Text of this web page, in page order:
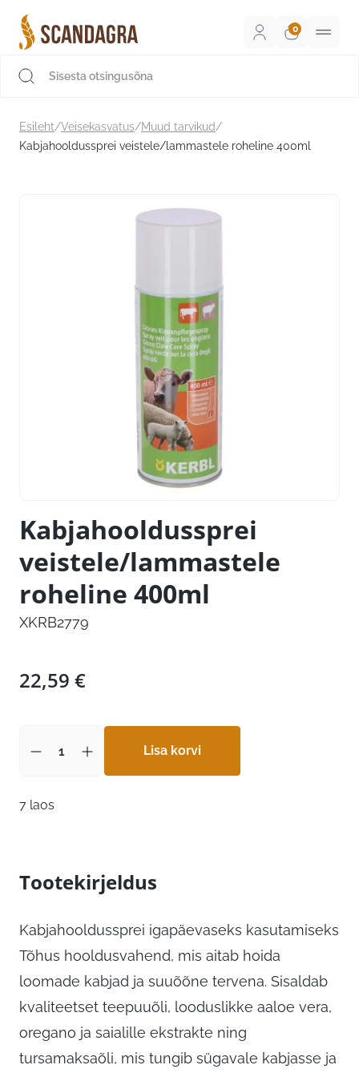
sisu
juurde
Esileht/Veisekasvatus/Muud tarvikud/
Kabjahooldussprei veistele/lammastele roheline 400ml
Kabjahooldussprei
veistele/lammastele
roheline 400ml
XKRB2779
22,59 €
Lisa korvi
7 laos
Tootekirjeldus
Kabjahooldussprei igapäevaseks kasutamiseks
Tõhus hooldusvahend, mis aitab hoida
loomade kabjad ja suuõõne tervena. Sisaldab
kvaliteetset teepuuõli, looduslikke aaloe vera,
oregano ja saialille ekstrakte ning
tursamaksaõli, mis tungib sügavale kabjasse ja